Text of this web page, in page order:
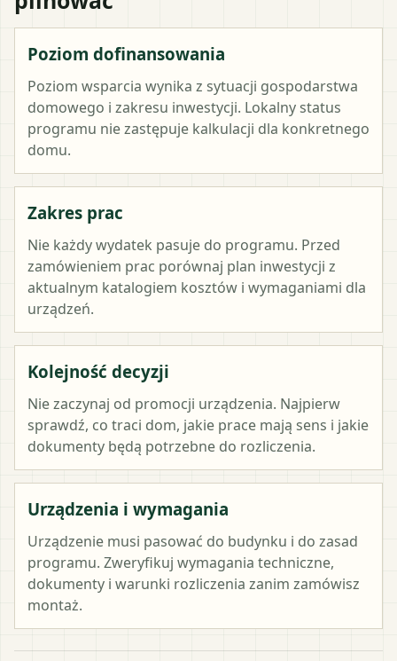
Poziom dofinansowania
Poziom wsparcia wynika z sytuacji gospodarstwa
domowego i zakresu inwestycji. Lokalny status
programu nie zastępuje kalkulacji dla konkretnego
domu.
Zakres prac
Nie każdy wydatek pasuje do programu. Przed
zamówieniem prac porównaj plan inwestycji z
aktualnym katalogiem kosztów i wymaganiami dla
urządzeń.
Kolejność decyzji
Nie zaczynaj od promocji urządzenia. Najpierw
sprawdź, co traci dom, jakie prace mają sens i jakie
dokumenty będą potrzebne do rozliczenia.
Urządzenia i wymagania
Urządzenie musi pasować do budynku i do zasad
programu. Zweryfikuj wymagania techniczne,
dokumenty i warunki rozliczenia zanim zamówisz
montaż.